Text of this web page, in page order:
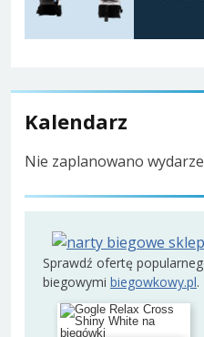
Kalendarz
Nie zaplanowano
Sprawdź ofertę
biegowymi biegowkowy.pl.